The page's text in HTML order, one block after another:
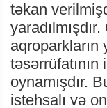
təkan
aqroparkların
təsərrüfatının
oynamışdır.
istehsalı və